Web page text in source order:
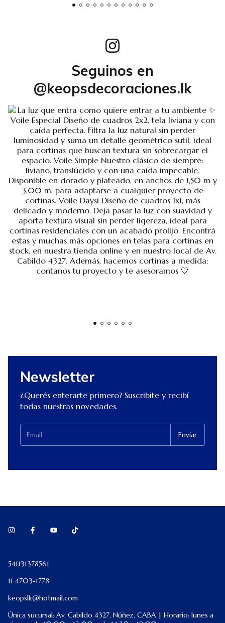
Seguinos en
@keopsdecoraciones.lk
Newsletter
¿Querés enterarte primero? Suscribite y recibí
todas nuestras novedades.
541131378561
11 4703-1778
keopslk@hotmail.com
Única sucursal: Av. Cabildo 4327, Núñez, CABA | Horario: lunes a